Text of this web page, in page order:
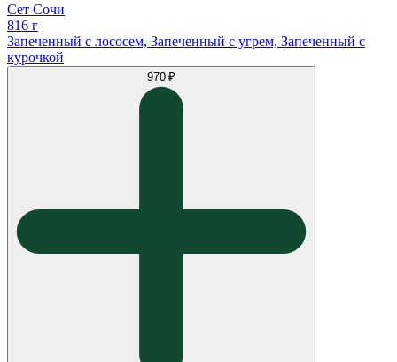
Сет Сочи
816 г
Запеченный с лососем, Запеченный с угрем, Запеченный с
курочкой
970 ₽